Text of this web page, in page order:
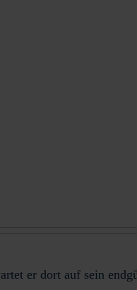
er dort auf sein